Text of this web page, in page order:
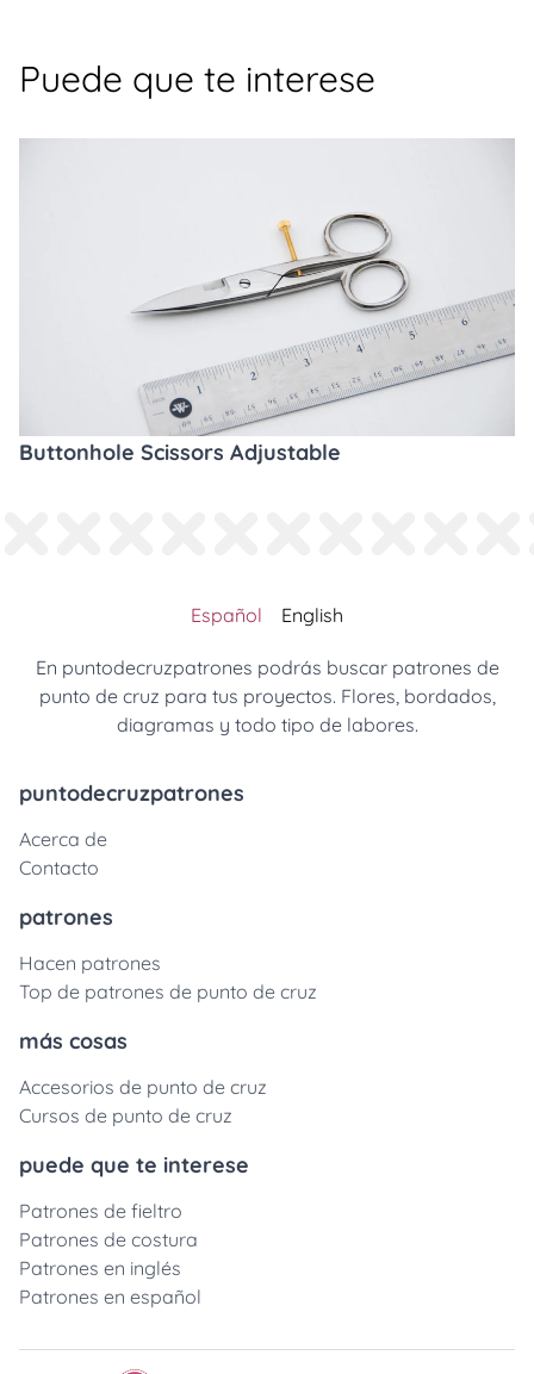
Puede que te interese
Buttonhole Scissors Adjustable
Español English
En puntodecruzpatrones podrás buscar patrones de
punto de cruz para tus proyectos. Flores, bordados,
diagramas y todo tipo de labores.
puntodecruzpatrones
Acerca de
Contacto
patrones
Hacen patrones
Top de patrones de punto de cruz
más cosas
Accesorios de punto de cruz
Cursos de punto de cruz
puede que te interese
Patrones de fieltro
Patrones de costura
Patrones en inglés
Patrones en español